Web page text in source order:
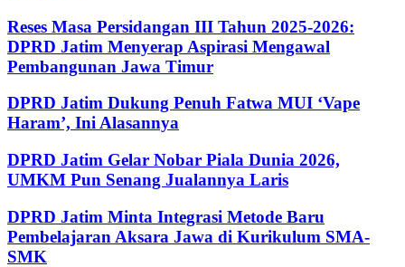
Reses Masa Persidangan III Tahun 2025-2026:
DPRD Jatim Menyerap Aspirasi Mengawal
Pembangunan Jawa Timur
DPRD Jatim Dukung Penuh Fatwa MUI ‘Vape
Haram’, Ini Alasannya
DPRD Jatim Gelar Nobar Piala Dunia 2026,
UMKM Pun Senang Jualannya Laris
DPRD Jatim Minta Integrasi Metode Baru
Pembelajaran Aksara Jawa di Kurikulum SMA-
SMK